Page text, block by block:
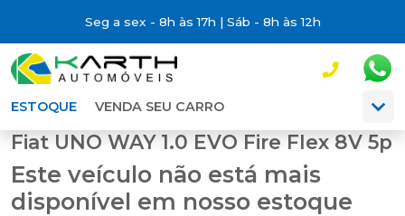
Seg a sex - 8h às 17h | Sáb - 8h às 12h
ESTOQUE VENDA SEU CARRO
Fiat UNO WAY 1.0 EVO Fire Flex 8V 5p
Este veículo não está mais
disponível em nosso estoque